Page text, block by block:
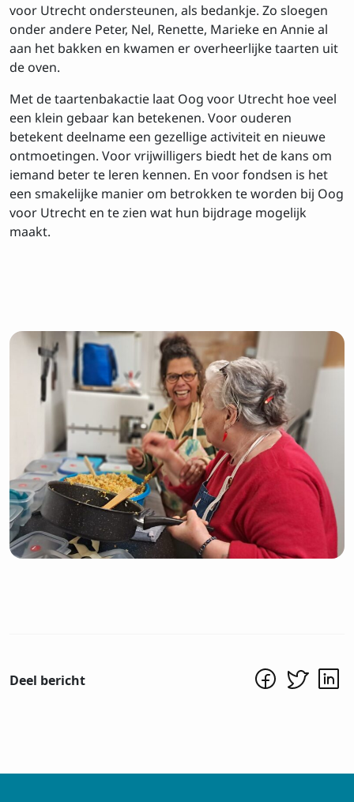
voor Utrecht ondersteunen, als bedankje. Zo sloegen
onder andere Peter, Nel, Renette, Marieke en Annie al
aan het bakken en kwamen er overheerlijke taarten uit
de oven.
Met de taartenbakactie laat Oog voor Utrecht hoe veel
een klein gebaar kan betekenen. Voor ouderen
betekent deelname een gezellige activiteit en nieuwe
ontmoetingen. Voor vrijwilligers biedt het de kans om
iemand beter te leren kennen. En voor fondsen is het
een smakelijke manier om betrokken te worden bij Oog
voor Utrecht en te zien wat hun bijdrage mogelijk
maakt.
Deel bericht
Inschrijven op de
Voornaam
Achtenaam
PrivacyIk ga akkoord met de voorwaarden
Inschrijven